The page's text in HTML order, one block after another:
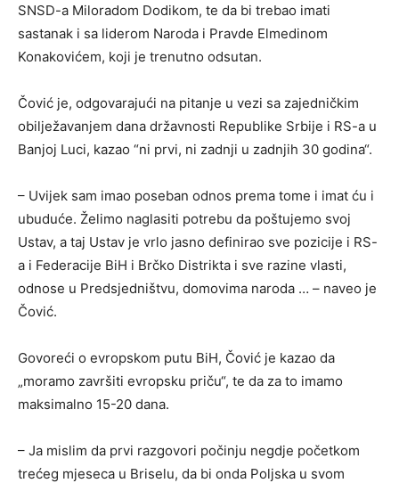
SNSD-a Miloradom Dodikom, te da bi trebao imati
sastanak i sa liderom Naroda i Pravde Elmedinom
Konakovićem, koji je trenutno odsutan.
Čović je, odgovarajući na pitanje u vezi sa zajedničkim
obilježavanjem dana državnosti Republike Srbije i RS-a u
Banjoj Luci, kazao “ni prvi, ni zadnji u zadnjih 30 godina“.
– Uvijek sam imao poseban odnos prema tome i imat ću i
ubuduće. Želimo naglasiti potrebu da poštujemo svoj
Ustav, a taj Ustav je vrlo jasno definirao sve pozicije i RS-
a i Federacije BiH i Brčko Distrikta i sve razine vlasti,
odnose u Predsjedništvu, domovima naroda … – naveo je
Čović.
Govoreći o evropskom putu BiH, Čović je kazao da
„moramo završiti evropsku priču“, te da za to imamo
maksimalno 15-20 dana.
– Ja mislim da prvi razgovori počinju negdje početkom
trećeg mjeseca u Briselu, da bi onda Poljska u svom